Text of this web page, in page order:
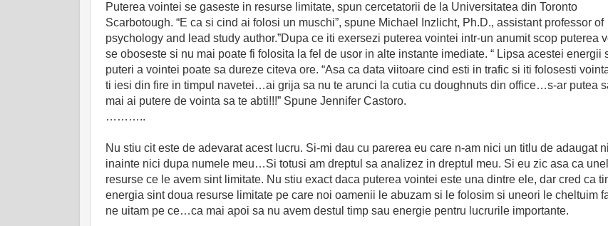
Puterea vointei se gaseste in resurse limitate, spun cercetatorii de la Universitatea din Toronto
Scarbotough. “E ca si cind ai folosi un muschi”, spune Michael Inzlicht, Ph.D., assistant professor of
psychology and lead study author.”Dupa ce iti exersezi puterea vointei intr-un anumit scop puterea
se oboseste si nu mai poate fi folosita la fel de usor in alte instante imediate. “ Lipsa acestei energii
puteri a vointei poate sa dureze citeva ore. “Asa ca data viitoare cind esti in trafic si iti folosesti
ti iesi din fire in timpul navetei…ai grija sa nu te arunci la cutia cu doughnuts din office…s-ar putea
mai ai putere de vointa sa te abti!!!” Spune Jennifer Castoro.
………..
Nu stiu cit este de adevarat acest lucru. Si-mi dau cu parerea eu care n-am nici un titlu de adaugat
inainte nici dupa numele meu…Si totusi am dreptul sa analizez in dreptul meu. Si eu zic asa ca
resurse ce le avem sint limitate. Nu stiu exact daca puterea vointei este una dintre ele, dar cred ca
energia sint doua resurse limitate pe care noi oamenii le abuzam si le folosim si uneori le cheltuim
ne uitam pe ce…ca mai apoi sa nu avem destul timp sau energie pentru lucrurile importante.